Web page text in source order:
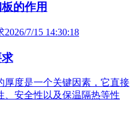
的作用
2026/7/15 14:30:18
厚度是一个关键因素，它直接
、安全性以及保温隔热等性